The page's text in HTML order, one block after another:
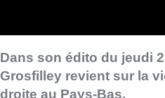
commencent à se rapprocher
37 sièges sur 150 au parti de
dans l’assemblée sortante pour
entre la gauche et les
commissaire européen Frans